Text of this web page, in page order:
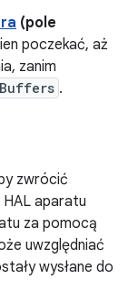
(pole
poczekać, aż
zanim
.
zwrócić
aparatu
za pomocą
uwzględniać
wysłane do